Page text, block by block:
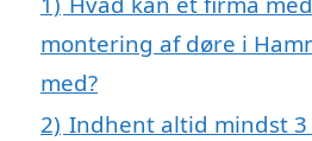
montering af døre i
med?
2) Indhent altid mindst